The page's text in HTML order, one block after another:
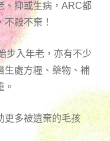
、抑或生病，ARC都
殺不棄！
步入年老，亦有不少
生處方糧、藥物、補
。
更多被遺棄的毛孩